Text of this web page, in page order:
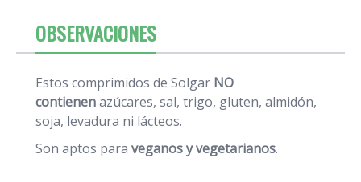
OBSERVACIONES
Estos comprimidos de Solgar NO
contienenazúcares, sal, trigo, gluten, almidón,
soja, levadura ni lácteos.
Son aptos para veganos y vegetarianos.